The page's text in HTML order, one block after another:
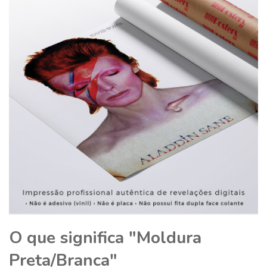
O que significa "Moldura
Preta/Branca"